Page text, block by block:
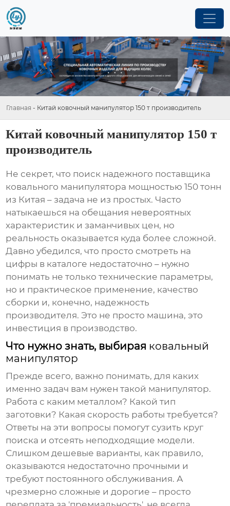
Главная - Китай ковочный манипулятор 150 т производитель
Китай ковочный манипулятор 150 т
производитель
Не секрет, что поиск надежного поставщика
ковального манипулятора мощностью 150 тонн
из Китая – задача не из простых. Часто
натыкаешься на обещания невероятных
характеристик и заманчивых цен, но
реальность оказывается куда более сложной.
Давно убедился, что просто смотреть на
цифры в каталоге недостаточно – нужно
понимать не только технические параметры,
но и практическое применение, качество
сборки и, конечно, надежность
производителя. Это не просто машина, это
инвестиция в производство.
Что нужно знать, выбирая ковальный
манипулятор
Прежде всего, важно понимать, для каких
именно задач вам нужен такой манипулятор.
Работа с каким металлом? Какой тип
заготовки? Какая скорость работы требуется?
Ответы на эти вопросы помогут сузить круг
поиска и отсеять неподходящие модели.
Слишком дешевые варианты, как правило,
оказываются недостаточно прочными и
требуют постоянного обслуживания. А
чрезмерно сложные и дорогие – просто